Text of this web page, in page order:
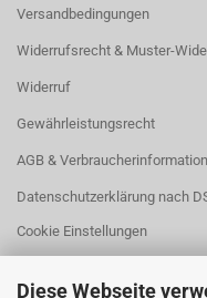
Diese Webseite
Versandbedingungen
Widerrufsrecht & Muster-
Widerruf
Gewährleistungsrecht
AGB &
Datenschutzerklärung nach
Cookie Einstellungen